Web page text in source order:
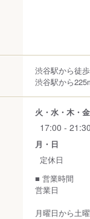
渋谷駅から徒
渋谷駅から
火・水・木・
17:00 - 21:30
月・日
定休日
■ 営業時間
営業日
月曜日から土